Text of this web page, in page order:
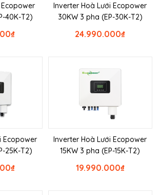
40K-T2)
₫
Inverter Hoà Lưới Ecopower
30KW 3 pha (EP-30K-T2)
₫
24.990.000
Ecopower
25K-T2)
₫
Inverter Hoà Lưới Ecopower
15KW 3 pha (EP-15K-T2)
₫
19.990.000